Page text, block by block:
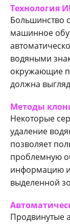
Технология
Большинство
машинное
водяными
окружающие
должна
Методы
Некоторые
удаление
позволяет
проблемную
информацию
выделенной
Продвинутые